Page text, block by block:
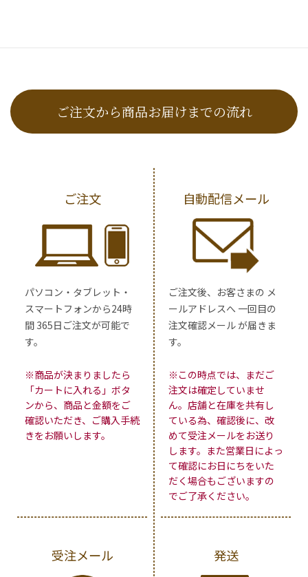
ご注文から商品お届けまでの流れ
ご注文
パソコン・タブレット・
スマートフォンから24時
間 365日ご注文が可能で
す。
※商品が決まりましたら
「カートに入れる」ボタ
ンから、商品と金額をご
確認いただき、ご購入手続
きをお願いします。
自動配信メール
ご注文後、お客さまの メ
ールアドレスへ 一回目の
注文確認メール が届きま
す。
※この時点では、まだご
注文は確定していませ
ん。店舗と在庫を共有し
ている為、確認後に、改
めて受注メールをお送り
します。また営業日によっ
て確認にお日にちをいた
だく場合もございますの
でご了承ください。
受注メール 発送